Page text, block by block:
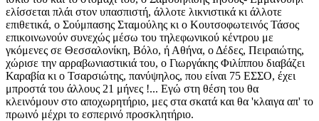
ελίσσεται πλάι στον υπασπιστή, άλλοτε λικνιστικά κι άλλοτε
επιθετικά, ο Σούμπασης Σταμούλης κι ο Κουτσοφωτεινός Τάσος
επικοινωνούν συνεχώς μέσω του τηλεφωνικού κέντρου με
γκόμενες σε Θεσσαλονίκη, Βόλο, ή Αθήνα, ο Δέδες, Πειραιώτης,
χώρισε την αρραβωνιαστικιά του, ο Γιωργάκης Φιλίππου διαβάζει
Καραβία κι ο Τσαρσιώτης, πανύψηλος, που είναι 75 ΕΣΣΟ, έχει
μπροστά του άλλους 21 μήνες !... Εγώ στη θέση του θα
κλεινόμουν στο αποχωρητήριο, μες στα σκατά και θα 'κλαιγα απ' το
πρωινό μέχρι το εσπερινό προσκλητήριο.